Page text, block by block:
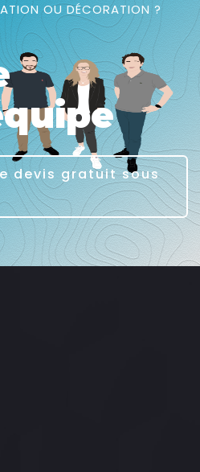
OU DÉCORATION ?
devis gratuit sous